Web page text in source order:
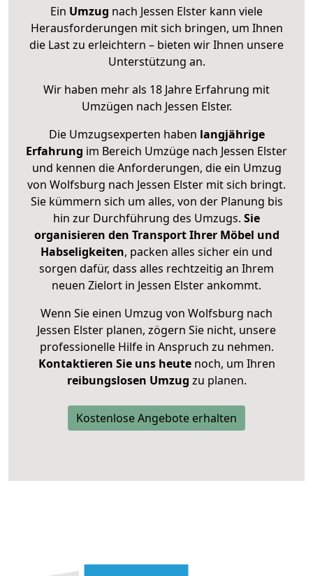
Ein Umzug nach Jessen Elster kann viele
Herausforderungen mit sich bringen, um Ihnen
die Last zu erleichtern – bieten wir Ihnen unsere
Unterstützung an.
Wir haben mehr als 18 Jahre Erfahrung mit
Umzügen nach Jessen Elster.
Die Umzugsexperten haben langjährige
Erfahrung im Bereich Umzüge nach Jessen Elster
und kennen die Anforderungen, die ein Umzug
von Wolfsburg nach Jessen Elster mit sich bringt.
Sie kümmern sich um alles, von der Planung bis
hin zur Durchführung des Umzugs. Sie
organisieren den Transport Ihrer Möbel und
Habseligkeiten, packen alles sicher ein und
sorgen dafür, dass alles rechtzeitig an Ihrem
neuen Zielort in Jessen Elster ankommt.
Wenn Sie einen Umzug von Wolfsburg nach
Jessen Elster planen, zögern Sie nicht, unsere
professionelle Hilfe in Anspruch zu nehmen.
Kontaktieren Sie uns heutenoch, um Ihren
reibungslosen Umzug zu planen.
Kostenlose Angebote erhalten